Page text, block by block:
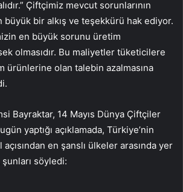
Çiftçimiz mevcut sorunlarının
bir alkış ve teşekkürü hak ediyor.
en büyük sorunu üretim
olmasıdır. Bu maliyetler tüketicilere
ürünlerine olan talebin azalmasına
Bayraktar, 14 Mayıs Dünya Çiftçiler
yaptığı açıklamada, Türkiye’nin
en şanslı ülkeler arasında yer
şunları söyledi: